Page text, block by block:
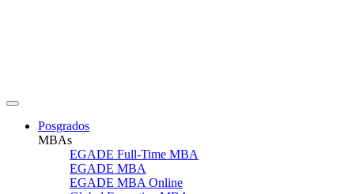
Posgrados
MBAs
EGADE Full-Time MBA
EGADE MBA
EGADE MBA Online